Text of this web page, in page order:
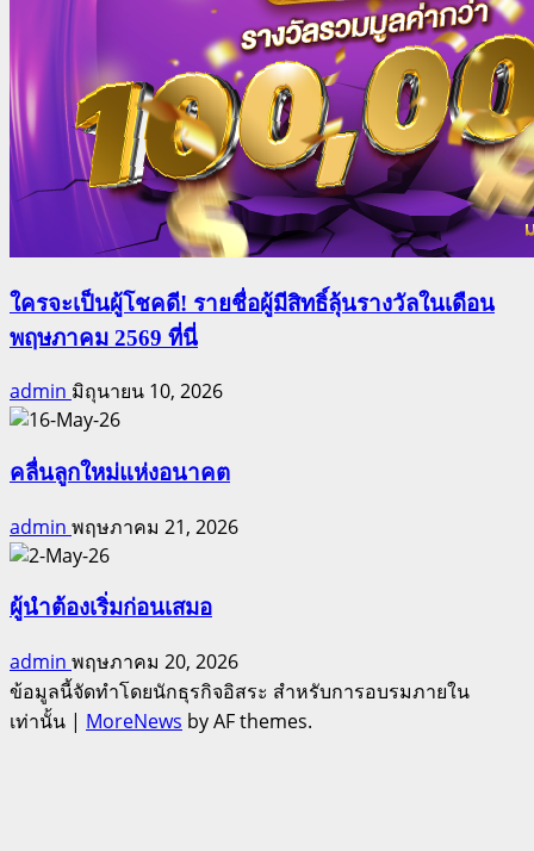
ใครจะเป็นผู้โชคดี! รายชื่อผู้มีสิทธิ์ลุ้นรางวัลในเดือน
พฤษภาคม 2569 ที่นี่
admin มิถุนายน 10, 2026
คลื่นลูกใหม่แห่งอนาคต
admin พฤษภาคม 21, 2026
ผู้นำต้องเริ่มก่อนเสมอ
admin พฤษภาคม 20, 2026
ข้อมูลนี้จัดทำโดยนักธุรกิจอิสระ สำหรับการอบรมภายใน
เท่านั้น | MoreNews by AF themes.